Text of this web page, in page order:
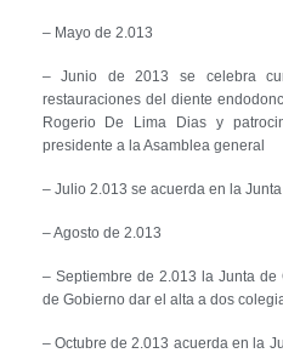
– Mayo de 2.013
– Junio de 2013 se celebra
restauraciones del diente
Rogerio De Lima Dias y
presidente a la Asamblea general
– Julio 2.013 se acuerda en la
– Agosto de 2.013
– Septiembre de 2.013 la Junta
de Gobierno dar el alta a dos
– Octubre de 2.013 acuerda en la